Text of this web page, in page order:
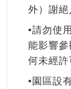
外）謝絕
•請勿使
能影響
何未經許
•園區設